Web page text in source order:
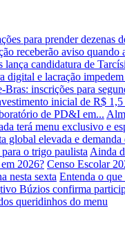
para prender dezenas
receberão aviso quando
lança candidatura de
digital e lacração
Bras: inscrições para
inicial de R$
de PD&I em...
terá menu exclusivo e
global elevada e demanda
o trigo paulista Ainda
2026? Censo Escolar
nesta sexta Entenda o que
Búzios confirma
queridinhos do menu